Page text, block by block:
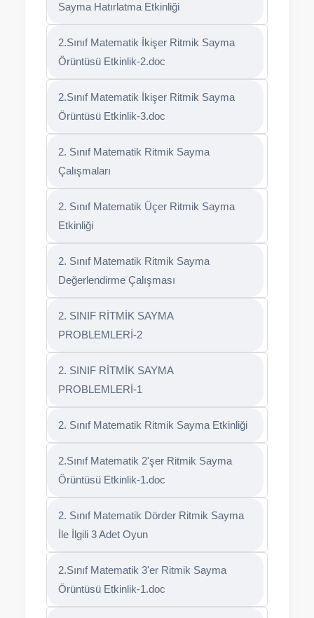
Sayma Hatırlatma Etkinliği
2.Sınıf Matematik İkişer Ritmik Sayma
Örüntüsü Etkinlik-2.doc
2.Sınıf Matematik İkişer Ritmik Sayma
Örüntüsü Etkinlik-3.doc
2. Sınıf Matematik Ritmik Sayma
Çalışmaları
2. Sınıf Matematik Üçer Ritmik Sayma
Etkinliği
2. Sınıf Matematik Ritmik Sayma
Değerlendirme Çalışması
2. SINIF RİTMİK SAYMA
PROBLEMLERİ-2
2. SINIF RİTMİK SAYMA
PROBLEMLERİ-1
2. Sınıf Matematik Ritmik Sayma Etkinliği
2.Sınıf Matematik 2'şer Ritmik Sayma
Örüntüsü Etkinlik-1.doc
2. Sınıf Matematik Dörder Ritmik Sayma
İle İlgili 3 Adet Oyun
2.Sınıf Matematik 3'er Ritmik Sayma
Örüntüsü Etkinlik-1.doc